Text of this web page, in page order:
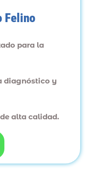
Felino
para la
diagnóstico y
alta calidad.